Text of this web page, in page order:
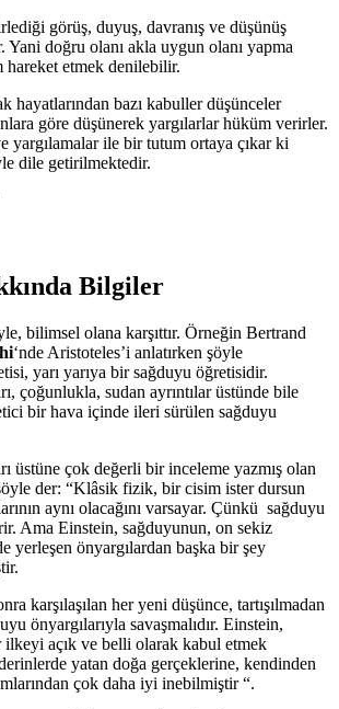
görüş, duyuş, davranış ve düşünüş
doğru olanı akla uygun olanı yapma
hareket etmek denilebilir.
hayatlarından bazı kabuller düşünceler
göre düşünerek yargılarlar hüküm verirler.
yargılamalar ile bir tutum ortaya çıkar ki
dile getirilmektedir.
Bilgiler
bilimsel olana karşıttır. Örneğin Bertrand
‘nde Aristoteles’i anlatırken şöyle
yarı yarıya bir sağduyu öğretisidir.
çoğunlukla, sudan ayrıntılar üstünde bile
bir hava içinde ileri sürülen sağduyu
üstüne çok değerli bir inceleme yazmış olan
der: “Klâsik fizik, bir cisim ister dursun
aynı olacağını varsayar. Çünkü sağduyu
Ama Einstein, sağduyunun, on sekiz
yerleşen önyargılardan başka bir şey
karşılaşılan her yeni düşünce, tartışılmadan
önyargılarıyla savaşmalıdır. Einstein,
ilkeyi açık ve belli olarak kabul etmek
yatan doğa gerçeklerine, kendinden
çok daha iyi inebilmiştir “.